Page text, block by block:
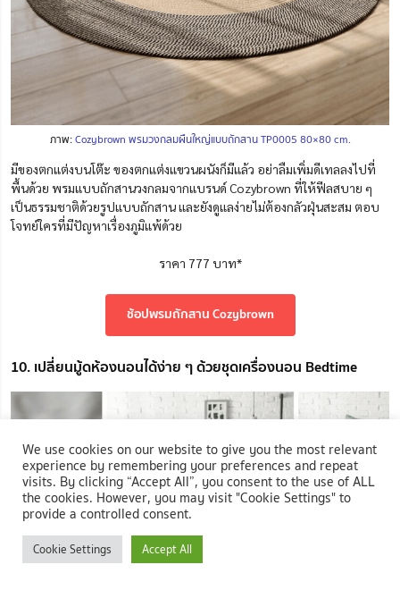
ภาพ:Cozybrown พรมวงกลมผืนใหญ่แบบถักสาน TP0005 80×80 cm.
มีของตกแต่งบนโต๊ะ ของตกแต่งแขวนผนังก็มีแล้ว อย่าลืมเพิ่มดีเทลลงไปที่
พื้นด้วย พรมแบบถักสานวงกลมจากแบรนด์ Cozybrown ที่ให้ฟีลสบาย ๆ
เป็นธรรมชาติด้วยรูปแบบถักสาน และยังดูแลง่ายไม่ต้องกลัวฝุ่นสะสม ตอบ
โจทย์ใครที่มีปัญหาเรื่องภูมิแพ้ด้วย
ราคา 777 บาท*
ช้อปพรมถักสาน Cozybrown
10. เปลี่ยนมู้ดห้องนอนได้ง่าย ๆ ด้วยชุดเครื่องนอน Bedtime
We use cookies on our website to give you the most relevant
experience by remembering your preferences and repeat
visits. By clicking “Accept All”, you consent to the use of ALL
the cookies. However, you may visit "Cookie Settings" to
provide a controlled consent.
Cookie Settings Accept All